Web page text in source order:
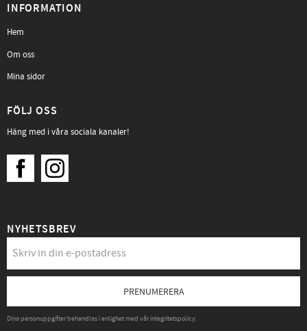
INFORMATION
Hem
Om oss
Mina sidor
FÖLJ OSS
Häng med i våra sociala kanaler!
NYHETSBREV
PRENUMERERA
Dina personuppgifter behandlas i enlighet med vårintegritetspolicy.